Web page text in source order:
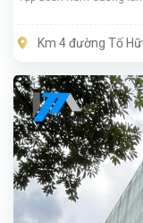
Km 4 đường Tố